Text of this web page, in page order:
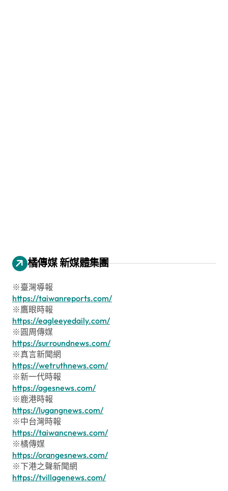
橘傳媒 新媒體集團
※臺灣導報
https://taiwanreports.com/
※鷹眼時報
https://eagleeyedaily.com/
※圓周傳媒
https://surroundnews.com/
※真言新聞網
https://wetruthnews.com/
※新一代時報
https://agesnews.com/
※鹿港時報
https://lugangnews.com/
※中台灣時報
https://taiwancnews.com/
※橘傳媒
https://orangesnews.com/
※下港之聲新聞網
https://tvillagenews.com/